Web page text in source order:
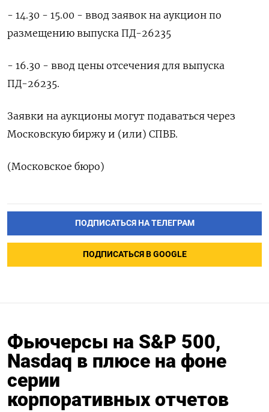
- 14.30 - 15.‍00 - ввод ‍заявок на аукцион по
размещению выпуска ПД-26235
- 16.‍30 - ввод цены отсечения для выпуска
ПД-26235.
Заявки на аукционы могут подаваться ⁠через
Московскую биржу и (или) СПВБ.
(Московское бюро)
ПОДПИСАТЬСЯ НА ТЕЛЕГРАМ
ПОДПИСАТЬСЯ В GOOGLE
Фьючерсы на S&P 500,
Nasdaq в плюсе на фоне
серии
корпоративных отчетов